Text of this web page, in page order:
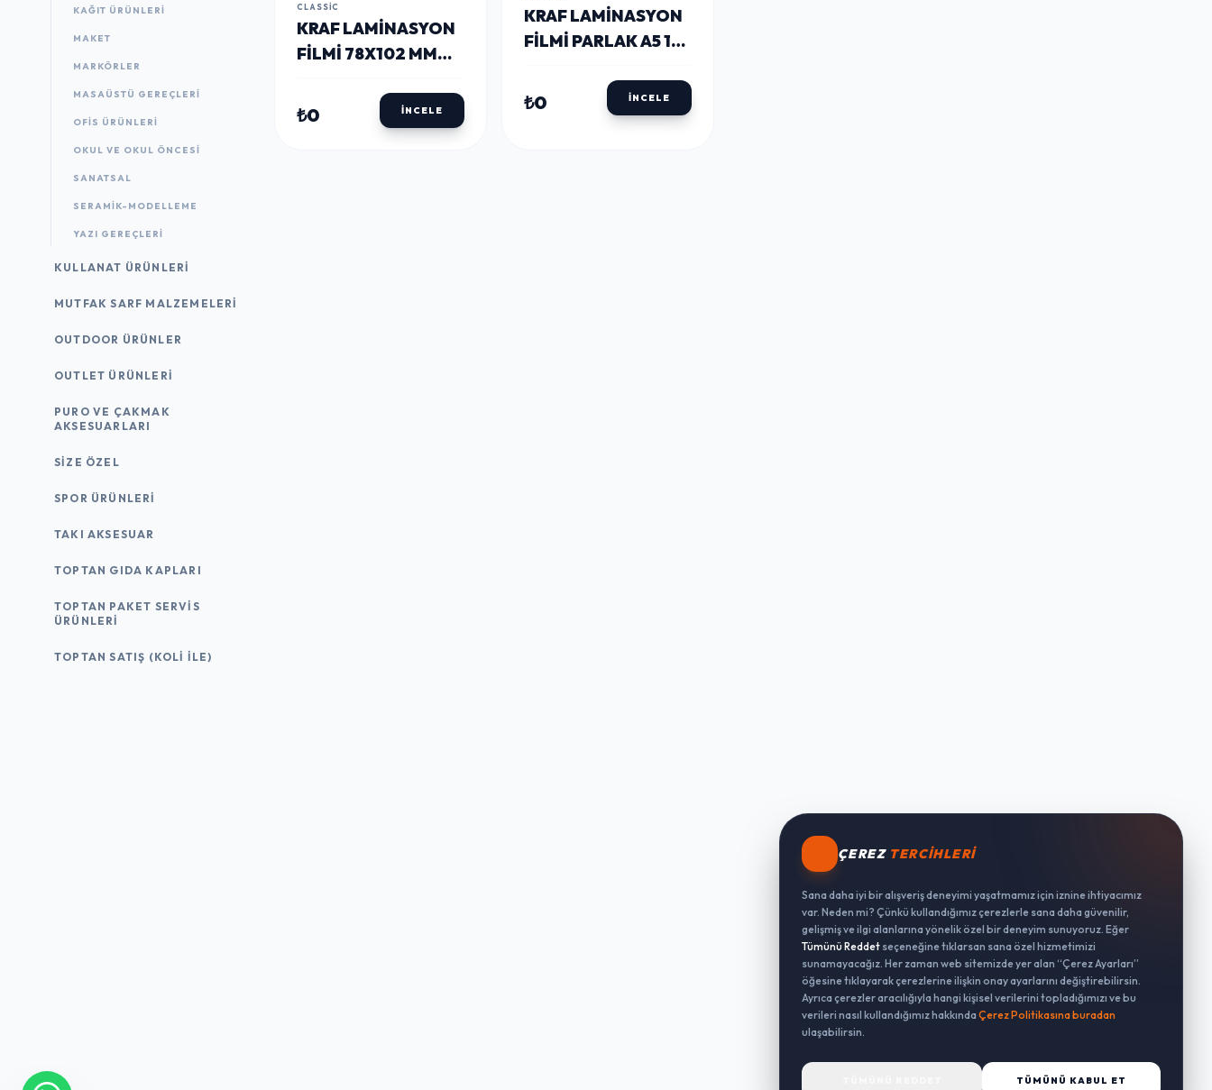
KAĞIT ÜRÜNLERI
MAKET
MARKÖRLER
MASAÜSTÜ GEREÇLERI
OFIS ÜRÜNLERI
OKUL VE OKUL ÖNCESİ
SANATSAL
SERAMİK-MODELLEME
YAZI GEREÇLERI
KULLANAT ÜRÜNLERI
MUTFAK SARF MALZEMELERI
OUTDOOR ÜRÜNLER
OUTLET ÜRÜNLERI
PURO VE ÇAKMAK
AKSESUARLARI
SIZE ÖZEL
SPOR ÜRÜNLERI
TAKI AKSESUAR
TOPTAN GIDA KAPLARI
TOPTAN PAKET SERVIS
ÜRÜNLERI
TOPTAN SATIŞ (KOLI İLE)
CLASSIC
KRAF LAMINASYON
FILMI 78X102 MM
₺0 İNCELE
KRAF LAMINASYON
FILMI PARLAK A5 125
₺0 İNCELE
ÇEREZ TERCIHLERI
Sana daha iyi bir alışveriş deneyimi yaşatmamız için iznine ihtiyacımız
var. Neden mi? Çünkü kullandığımız çerezlerle sana daha güvenilir,
gelişmiş ve ilgi alanlarına yönelik özel bir deneyim sunuyoruz. Eğer
Tümünü Reddet seçeneğine tıklarsan sana özel hizmetimizi
sunamayacağız. Her zaman web sitemizde yer alan “Çerez Ayarları”
öğesine tıklayarak çerezlerine ilişkin onay ayarlarını değiştirebilirsin.
Ayrıca çerezler aracılığıyla hangi kişisel verilerini topladığımızı ve bu
verileri nasıl kullandığımız hakkında Çerez Politikasına buradan
ulaşabilirsin.
TÜMÜNÜ KABUL ET